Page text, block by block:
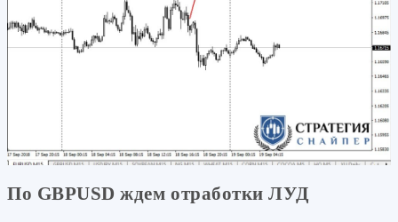
По GBPUSD ждем отработки ЛУД